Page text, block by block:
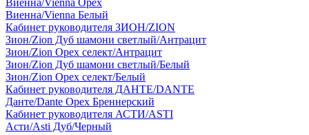
Виенна/Vienna Орех
Виенна/Vienna Белый
Кабинет руководителя ЗИОН/ZION
Зион/Zion Дуб шамони светлый/Антрацит
Зион/Zion Орех селект/Антрацит
Зион/Zion Дуб шамони светлый/Белый
Зион/Zion Орех селект/Белый
Кабинет руководителя ДАНТЕ/DANTE
Данте/Dante Орех Бреннерский
Кабинет руководителя АСТИ/ASTI
Асти/Asti Дуб/Черный